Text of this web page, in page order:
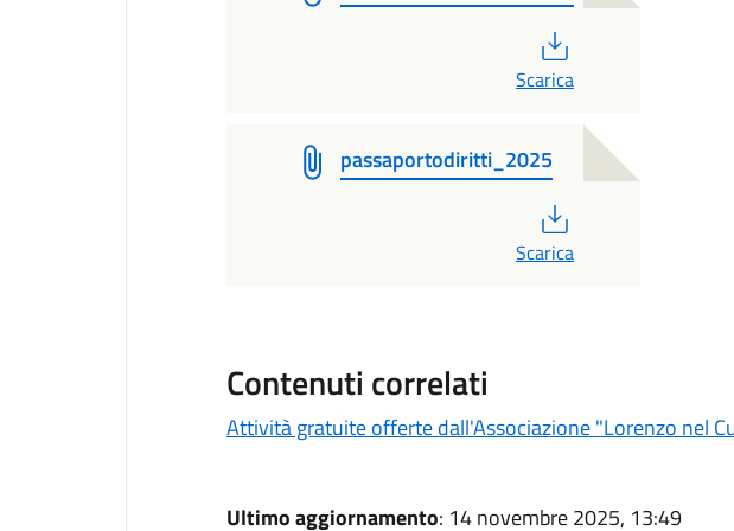
Scarica
passaportodiritti_2025
Scarica
Contenuti correlati
Attività gratuite offerte dall'Associazione "Lorenzo nel
Ultimo aggiornamento: 14 novembre 2025, 13:49